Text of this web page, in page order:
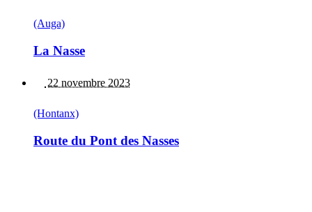
(Auga)
La Nasse
22 novembre 2023
(Hontanx)
Route du Pont des Nasses